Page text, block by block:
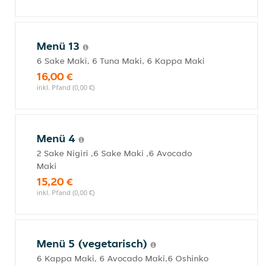
Menü 13
6 Sake Maki, 6 Tuna Maki, 6 Kappa Maki
16,00 €
inkl. Pfand (0,00 €)
Menü 4
2 Sake Nigiri ,6 Sake Maki ,6 Avocado
Maki
15,20 €
inkl. Pfand (0,00 €)
Menü 5 (vegetarisch)
6 Kappa Maki, 6 Avocado Maki,6 Oshinko